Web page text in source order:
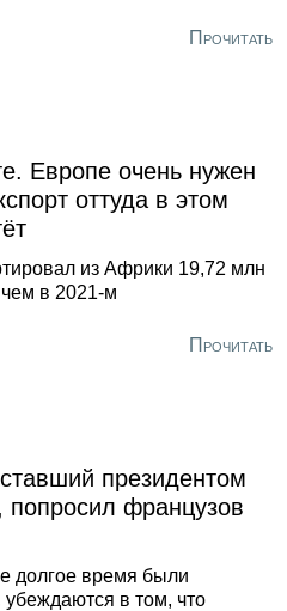
Прочитать
Европе очень нужен
оттуда в этом
из Африки 19,72 млн
в 2021-м
Прочитать
президентом
попросил французов
долгое время были
в том, что